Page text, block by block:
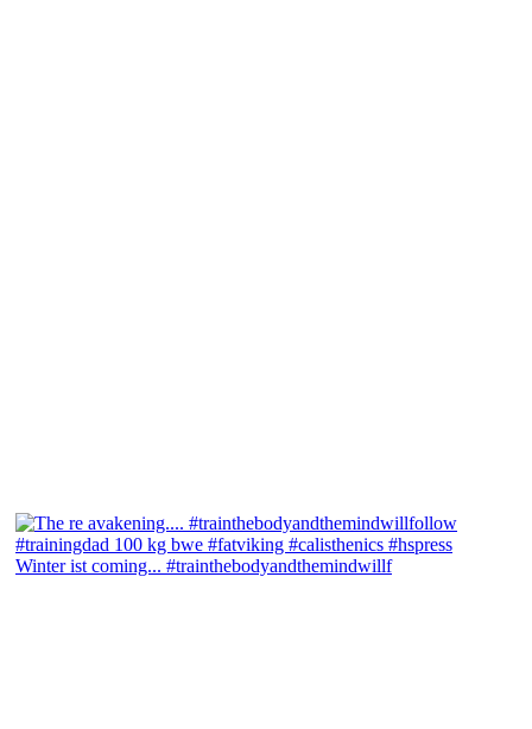
Winter ist coming... #trainthebodyandthemindwillf